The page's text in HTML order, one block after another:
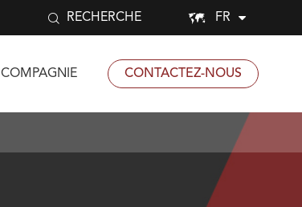
 RECHERCHE  FR
COMPAGNIE CONTACTEZ-NOUS